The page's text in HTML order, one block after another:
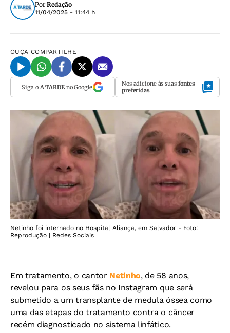
Por Redação
11/04/2025 - 11:44 h
OUÇA COMPARTILHE
Siga o A TARDEno Google Nos adicione às suas fontes
preferidas
Netinho foi internado no Hospital Aliança, em Salvador - Foto:
Reprodução | Redes Sociais
Em tratamento, o cantor Netinho, de 58 anos,
revelou para os seus fãs no Instagram que será
submetido a um transplante de medula óssea como
uma das etapas do tratamento contra o câncer
recém diagnosticado no sistema linfático.